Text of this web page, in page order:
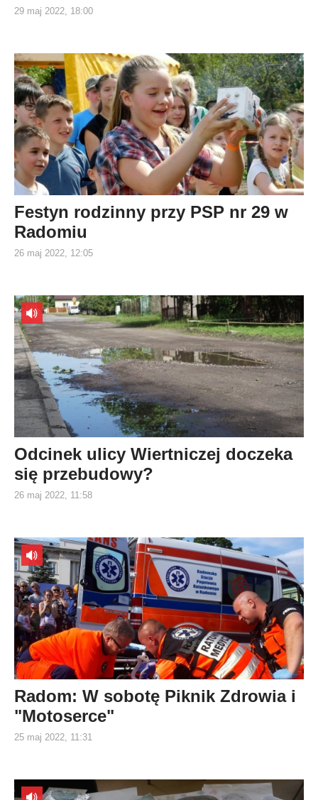
29 maj 2022, 18:00
Festyn rodzinny przy PSP nr 29 w
Radomiu
26 maj 2022, 12:05
Odcinek ulicy Wiertniczej doczeka
się przebudowy?
26 maj 2022, 11:58
Radom: W sobotę Piknik Zdrowia i
"Motoserce"
25 maj 2022, 11:31